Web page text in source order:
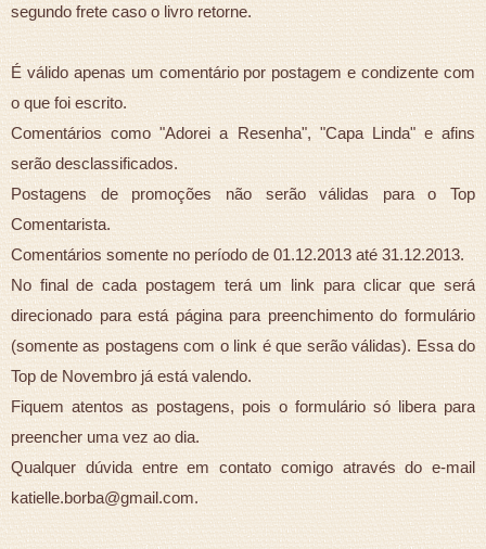
segundo frete caso o livro retorne.
É válido apenas um comentário por postagem e condizente com
o que foi escrito.
Comentários como "Adorei a Resenha", "Capa Linda" e afins
serão desclassificados.
Postagens de promoções não serão válidas para o Top
Comentarista.
Comentários somente no período de 01.12.2013 até 31.12.2013.
No final de cada postagem terá um link para clicar que será
direcionado para está página para preenchimento do formulário
(somente as postagens com o link é que serão válidas). Essa do
Top de Novembro já está valendo.
Fiquem atentos as postagens, pois o formulário só libera para
preencher uma vez ao dia.
Qualquer dúvida entre em contato comigo através do e-mail
katielle.borba@gmail.com.